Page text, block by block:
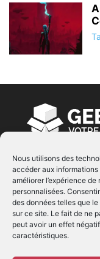
Nous utilisons des
accéder aux
améliorer l’expérience
personnalisées.
des données telles que
sur ce site. Le fait de ne
peut avoir un effet
caractéristiques.
© Copyright